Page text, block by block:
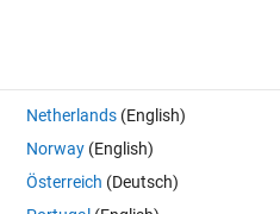
the following:
Netherlands(English)
Norway(English)
Österreich (Deutsch)